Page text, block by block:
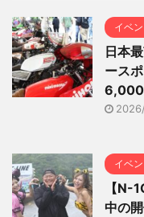
イベ
日本
ース
6,000
イベ
【N-
中の